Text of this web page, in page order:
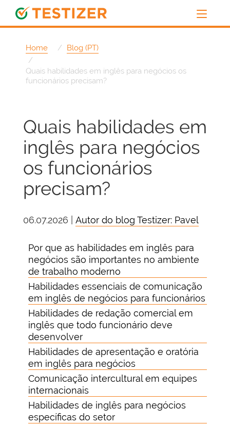
Home Blog (PT)
Quais habilidades em inglês para negócios os
funcionários precisam?
Quais habilidades em
inglês para negócios
os funcionários
precisam?
06.07.2026 | Autor do blog Testizer: Pavel
Por que as habilidades em inglês para
negócios são importantes no ambiente
de trabalho moderno
Habilidades essenciais de comunicação
em inglês de negócios para funcionários
Habilidades de redação comercial em
inglês que todo funcionário deve
desenvolver
Habilidades de apresentação e oratória
em inglês para negócios
Comunicação intercultural em equipes
internacionais
Habilidades de inglês para negócios
específicas do setor